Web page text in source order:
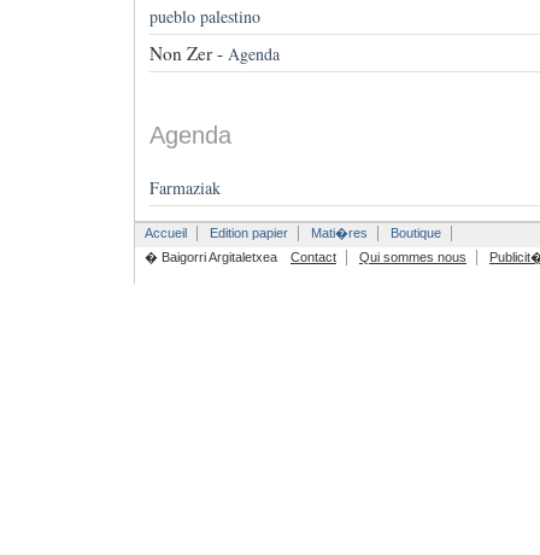
pueblo palestino
Non Zer - Agenda
Agenda
Farmaziak
Accueil Edition papier Mati�res
Boutique
� Baigorri Argitaletxea
Contact Qui sommes nous